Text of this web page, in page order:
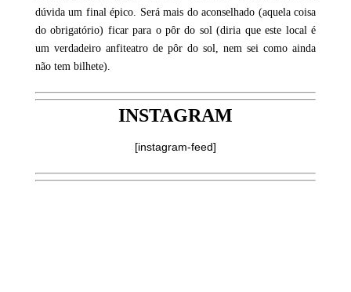
dúvida um final épico. Será mais do aconselhado (aquela coisa
do obrigatório) ficar para o pôr do sol (diria que este local é
um verdadeiro anfiteatro de pôr do sol, nem sei como ainda
não tem bilhete).
INSTAGRAM
[instagram-feed]